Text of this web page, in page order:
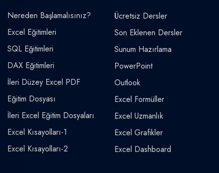
Nereden Başlamalısınız?
Excel Eğitimleri
SQL Eğitimleri
DAX Eğitimleri
İleri Düzey Excel PDF
Eğitim Dosyası
İleri Excel Eğitim Dosyaları
Excel Kısayolları-1
Excel Kısayolları-2
Ücretsiz Dersler
Son Eklenen Dersler
Sunum Hazırlama
PowerPoint
Outlook
Excel Formüller
Excel Uzmanlık
Excel Grafikler
Excel Dashboard